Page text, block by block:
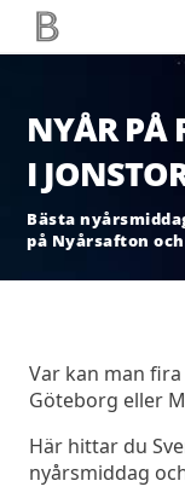
NYÅR PÅ
I
Bästa
på Nyårsafton
Var kan man
Göteborg eller
Här hittar du
nyårsmiddag